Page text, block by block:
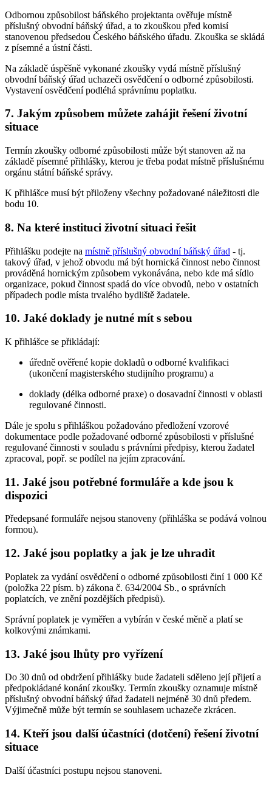
Odbornou způsobilost báňského projektanta ověřuje místně
příslušný obvodní báňský úřad, a to zkouškou před komisí
stanovenou předsedou Českého báňského úřadu. Zkouška se skládá
z písemné a ústní části.
Na základě úspěšně vykonané zkoušky vydá místně příslušný
obvodní báňský úřad uchazeči osvědčení o odborné způsobilosti.
Vystavení osvědčení podléhá správnímu poplatku.
7. Jakým způsobem můžete zahájit řešení životní
situace
Termín zkoušky odborné způsobilosti může být stanoven až na
základě písemné přihlášky, kterou je třeba podat místně příslušnému
orgánu státní báňské správy.
K přihlášce musí být přiloženy všechny požadované náležitosti dle
bodu 10.
8. Na které instituci životní situaci řešit
Přihlášku podejte na místně příslušný obvodní báňský úřad - tj.
takový úřad, v jehož obvodu má být hornická činnost nebo činnost
prováděná hornickým způsobem vykonávána, nebo kde má sídlo
organizace, pokud činnost spadá do více obvodů, nebo v ostatních
případech podle místa trvalého bydliště žadatele.
10. Jaké doklady je nutné mít s sebou
K přihlášce se přikládají:
úředně ověřené kopie dokladů o odborné kvalifikaci
(ukončení magisterského studijního programu) a
doklady (délka odborné praxe) o dosavadní činnosti v oblasti
regulované činnosti.
Dále je spolu s přihláškou požadováno předložení vzorové
dokumentace podle požadované odborné způsobilosti v příslušné
regulované činnosti v souladu s právními předpisy, kterou žadatel
zpracoval, popř. se podílel na jejím zpracování.
11. Jaké jsou potřebné formuláře a kde jsou k
dispozici
Předepsané formuláře nejsou stanoveny (přihláška se podává volnou
formou).
12. Jaké jsou poplatky a jak je lze uhradit
Poplatek za vydání osvědčení o odborné způsobilosti činí 1 000 Kč
(položka 22 písm. b) zákona č. 634/2004 Sb., o správních
poplatcích, ve znění pozdějších předpisů).
Správní poplatek je vyměřen a vybírán v české měně a platí se
kolkovými známkami.
13. Jaké jsou lhůty pro vyřízení
Do 30 dnů od obdržení přihlášky bude žadateli sděleno její přijetí a
předpokládané konání zkoušky. Termín zkoušky oznamuje místně
příslušný obvodní báňský úřad žadateli nejméně 30 dnů předem.
Výjimečně může být termín se souhlasem uchazeče zkrácen.
14. Kteří jsou další účastníci (dotčení) řešení životní
situace
Další účastníci postupu nejsou stanoveni.